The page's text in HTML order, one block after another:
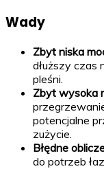
Wady
Zbyt niska
dłuższy czas
pleśni.
Zbyt wysoka
potencjalne
zużycie.
Błędne
do potrzeb